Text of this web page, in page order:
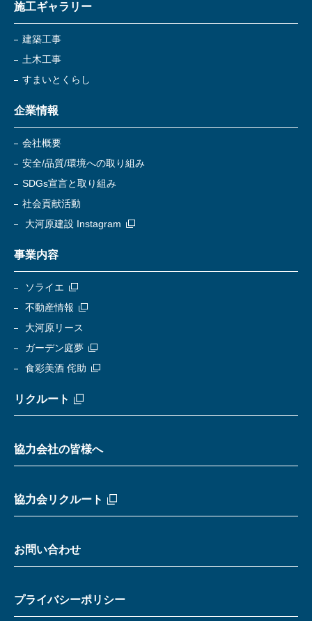
施工ギャラリー
建築工事
土木工事
すまいとくらし
企業情報
会社概要
安全/品質/環境への取り組み
SDGs宣言と取り組み
社会貢献活動
大河原建設 Instagram
事業内容
ソライエ
不動産情報
大河原リース
ガーデン庭夢
食彩美酒 侘助
リクルート
協力会社の皆様へ
協力会リクルート
お問い合わせ
プライバシーポリシー